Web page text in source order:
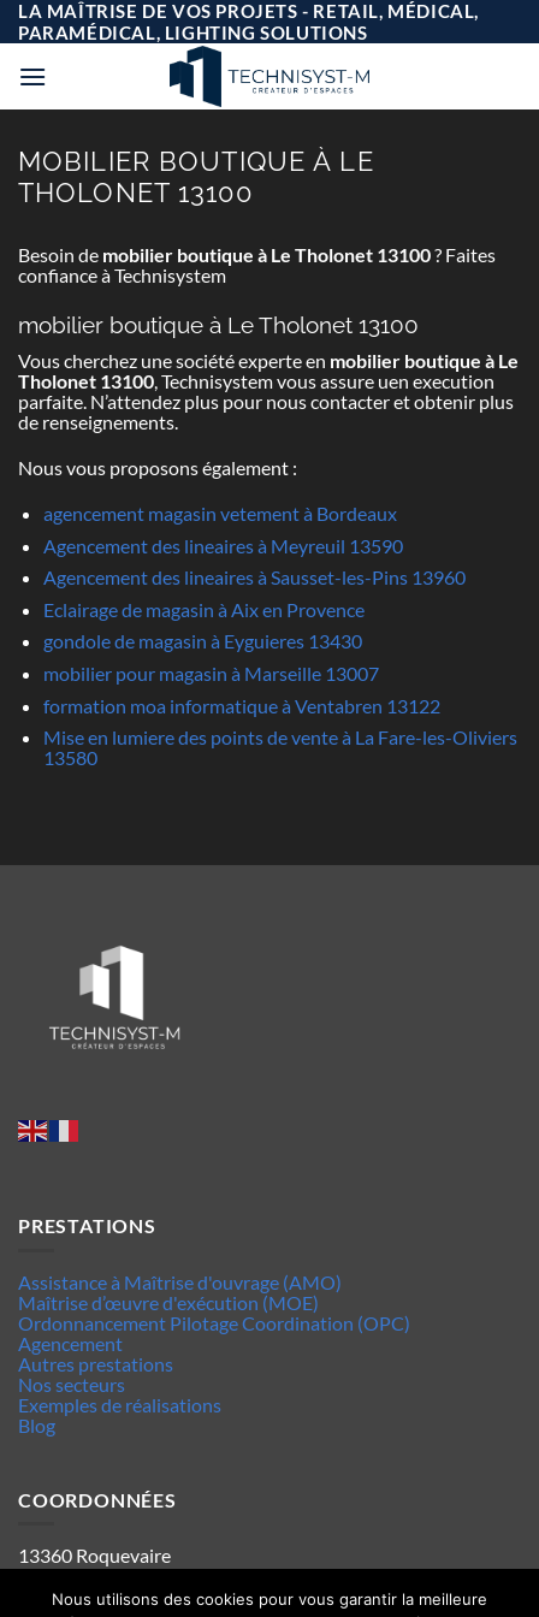
Passer
au
contenu
LA MAÎTRISE DE VOS PROJETS - RETAIL, MÉDICAL,
PARAMÉDICAL, LIGHTING SOLUTIONS
MOBILIER BOUTIQUE À LE
THOLONET 13100
Besoin de mobilier boutique à Le Tholonet 13100? Faites
confiance à Technisystem
mobilier boutique à Le Tholonet 13100
Vous cherchez une société experte en mobilier boutique à Le
Tholonet 13100, Technisystem vous assure uen execution
parfaite. N’attendez plus pour nous contacter et obtenir plus
de renseignements.
Nous vous proposons également :
agencement magasin vetement à Bordeaux
Agencement des lineaires à Meyreuil 13590
Agencement des lineaires à Sausset-les-Pins 13960
Eclairage de magasin à Aix en Provence
gondole de magasin à Eyguieres 13430
mobilier pour magasin à Marseille 13007
formation moa informatique à Ventabren 13122
Mise en lumiere des points de vente à La Fare-les-Oliviers
13580
PRESTATIONS
Assistance à Maîtrise d'ouvrage (AMO)
Maîtrise d’œuvre d'exécution (MOE)
Ordonnancement Pilotage Coordination (OPC)
Agencement
Autres prestations
Nos secteurs
Exemples de réalisations
Blog
COORDONNÉES
13360 Roquevaire
Tel : 06.63.70.62.44
Mentions legales
Nous utilisons des cookies pour vous garantir la meilleure